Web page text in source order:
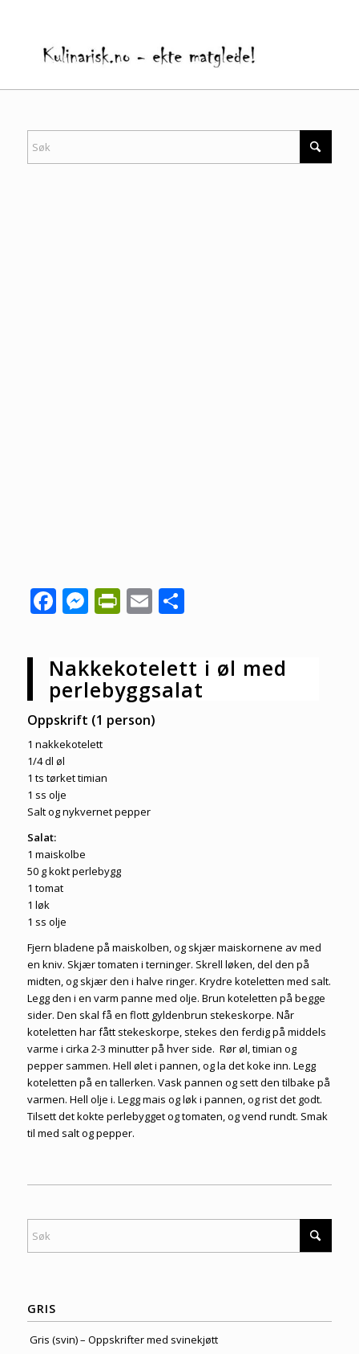
Facebook
Messenger
PrintFriendly
EmailShare
Nakkekotelett i øl med
perlebyggsalat
Oppskrift (1 person)
1 nakkekotelett
1/4 dl øl
1 ts tørket timian
1 ss olje
Salt og nykvernet pepper
Salat:
1 maiskolbe
50 g kokt perlebygg
1 tomat
1 løk
1 ss olje
Fjern bladene på maiskolben, og skjær maiskornene av med
en kniv. Skjær tomaten i terninger. Skrell løken, del den på
midten, og skjær den i halve ringer. Krydre koteletten med salt.
Legg den i en varm panne med olje. Brun koteletten på begge
sider. Den skal få en flott gyldenbrun stekeskorpe. Når
koteletten har fått stekeskorpe, stekes den ferdig på middels
varme i cirka 2-3 minutter på hver side. Rør øl, timian og
pepper sammen. Hell ølet i pannen, og la det koke inn. Legg
koteletten på en tallerken. Vask pannen og sett den tilbake på
varmen. Hell olje i. Legg mais og løk i pannen, og rist det godt.
Tilsett det kokte perlebygget og tomaten, og vend rundt. Smak
til med salt og pepper.
GRIS
Gris (svin) – Oppskrifter med svinekjøtt